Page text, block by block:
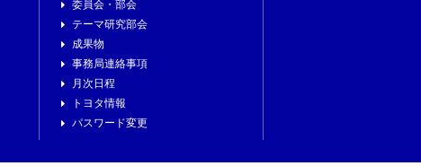
委員会・部会
テーマ研究部会
成果物
事務局連絡事項
月次日程
トヨタ情報
パスワード変更